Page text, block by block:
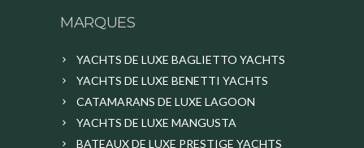
MARQUES
YACHTS DE LUXE BAGLIETTO YACHTS
YACHTS DE LUXE BENETTI YACHTS
CATAMARANS DE LUXE LAGOON
YACHTS DE LUXE MANGUSTA
BATEAUX DE LUXE PRESTIGE YACHTS